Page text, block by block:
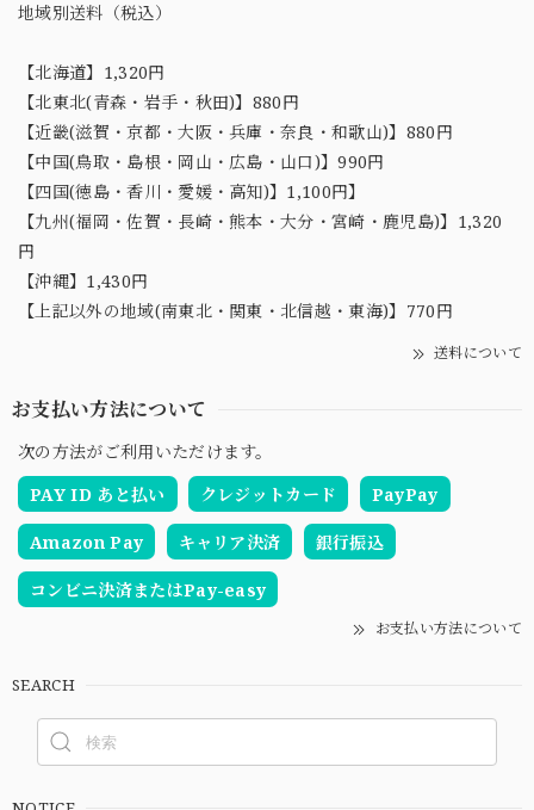
地域別送料（税込）
【北海道】1,320円
【北東北(青森・岩手・秋田)】880円
【近畿(滋賀・京都・大阪・兵庫・奈良・和歌山)】880円
【中国(鳥取・島根・岡山・広島・山口)】990円
【四国(徳島・香川・愛媛・高知)】1,100円】
【九州(福岡・佐賀・長崎・熊本・大分・宮崎・鹿児島)】1,320
円
【沖縄】1,430円
【上記以外の地域(南東北・関東・北信越・東海)】770円
送料について
お支払い方法について
次の方法がご利用いただけます。
PAY ID あと払い
クレジットカード PayPay
Amazon Pay キャリア決済 銀行振込
コンビニ決済またはPay-easy
お支払い方法について
SEARCH